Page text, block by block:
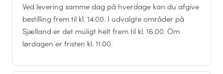
Ved levering samme dag på hverdage kan du afgive
bestilling frem til kl. 14.00. I udvalgte områder på
Sjælland er det muligt helt frem til kl. 16.00. Om
lørdagen er fristen kl. 11.00.